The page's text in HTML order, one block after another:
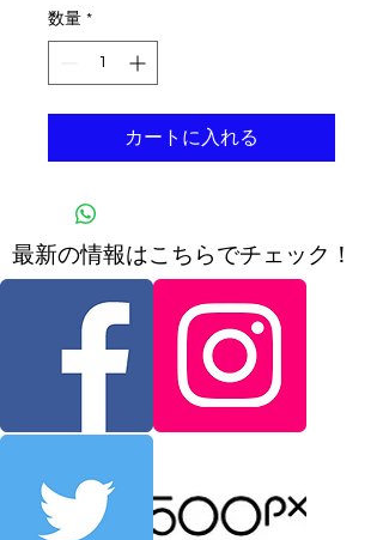
数量 *
カートに入れる
​最新の情報はこちらでチェック！